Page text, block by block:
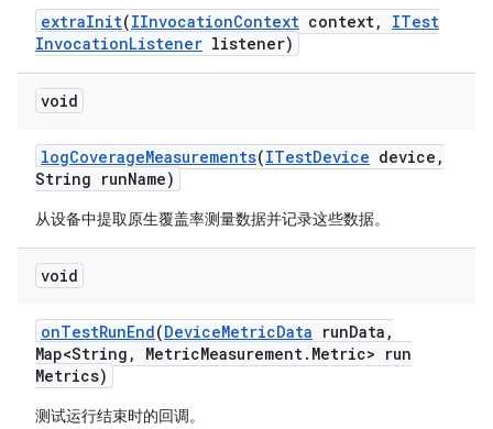
extraInit(IInvocationContext context,
ITest
InvocationListener listener)
void
logCoverageMeasurements(ITestDevice device ,
String runName)
从设备中提取原生覆盖率测量数据并记录这些数据。
void
onTestRunEnd(DeviceMetricData runData ,
Map<String , MetricMeasurement. Metric> run
Metrics)
测试运行结束时的回调。